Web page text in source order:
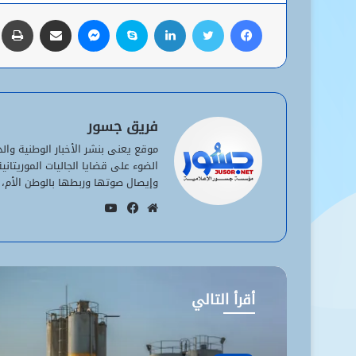
فيسبوك تويتر لينكدإن سكايب ماسنجر مشاركة عبر البريد
فريق جسور
موقع يعنى بنشر الأخبار الوطنية
الضوء على قضايا الجاليات
وإيصال صوتها وربطها بالوطن
الويب
أقرأ التالي